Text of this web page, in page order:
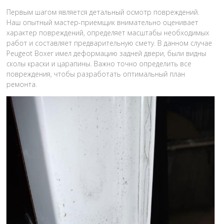
Первым шагом является детальный осмотр повреждений.
Наш опытный мастер-приемщик внимательно оценивает
характер повреждений, определяет масштабы необходимых
работ и составляет предварительную смету. В данном случае
Peugeot Boxer имел деформацию задней двери, были видны
сколы краски и царапины. Важно точно определить все
повреждения, чтобы разработать оптимальный план
ремонта.